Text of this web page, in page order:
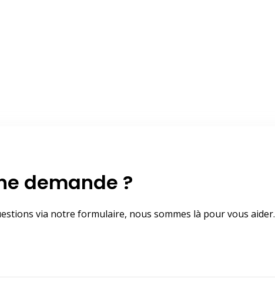
demande ?
via notre formulaire, nous sommes là pour vous aider.